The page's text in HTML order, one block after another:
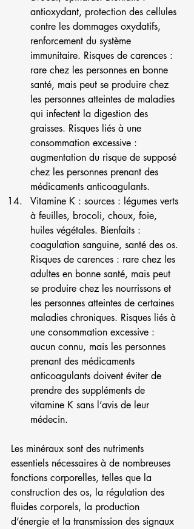
antioxydant, protection des cellules
contre les dommages oxydatifs,
renforcement du système
immunitaire. Risques de carences :
rare chez les personnes en bonne
santé, mais peut se produire chez
les personnes atteintes de maladies
qui infectent la digestion des
graisses. Risques liés à une
consommation excessive :
augmentation du risque de supposé
chez les personnes prenant des
médicaments anticoagulants.
Vitamine K : sources : légumes verts
à feuilles, brocoli, choux, foie,
huiles végétales. Bienfaits :
coagulation sanguine, santé des os.
Risques de carences : rare chez les
adultes en bonne santé, mais peut
se produire chez les nourrissons et
les personnes atteintes de certaines
maladies chroniques. Risques liés à
une consommation excessive :
aucun connu, mais les personnes
prenant des médicaments
anticoagulants doivent éviter de
prendre des suppléments de
vitamine K sans l’avis de leur
médecin.
Les minéraux sont des nutriments
essentiels nécessaires à de nombreuses
fonctions corporelles, telles que la
construction des os, la régulation des
fluides corporels, la production
d’énergie et la transmission des signaux